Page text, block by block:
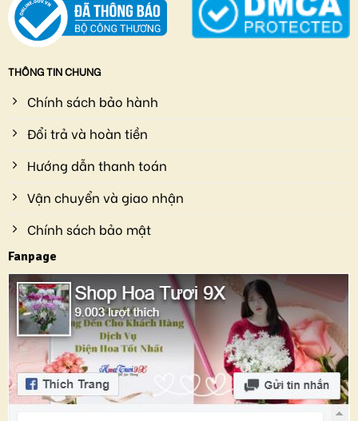
THÔNG TIN CHUNG
Chính sách bảo hành
Đổi trả và hoàn tiền
Hướng dẫn thanh toán
Vận chuyển và giao nhận
Chính sách bảo mật
Fanpage